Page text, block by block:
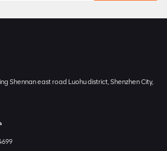
Shennan east road Luohu district, Shenzhen City,